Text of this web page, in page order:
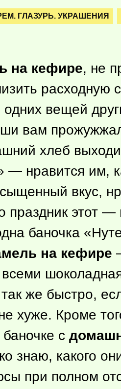
ГЛАЗУРЬ. УКРАШЕНИЯ
на кефире, не
расходную
вещей
вам
хлеб
— нравится им,
вкус,
праздник этот
баночка
на кефире
же быстро,
хуже. Кроме
с
знаю, какого
при полном